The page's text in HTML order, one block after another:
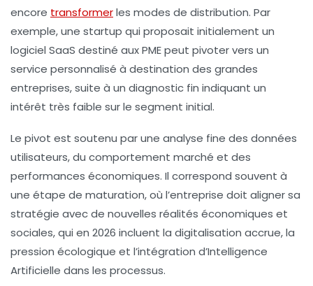
encore transformerles modes de distribution. Par
exemple, une startup qui proposait initialement un
logiciel SaaS destiné aux PME peut pivoter vers un
service personnalisé à destination des grandes
entreprises, suite à un diagnostic fin indiquant un
intérêt très faible sur le segment initial.
Le pivot est soutenu par une analyse fine des données
utilisateurs, du comportement marché et des
performances économiques. Il correspond souvent à
une étape de maturation, où l’entreprise doit aligner sa
stratégie avec de nouvelles réalités économiques et
sociales, qui en 2026 incluent la digitalisation accrue, la
pression écologique et l’intégration d’Intelligence
Artificielle dans les processus.